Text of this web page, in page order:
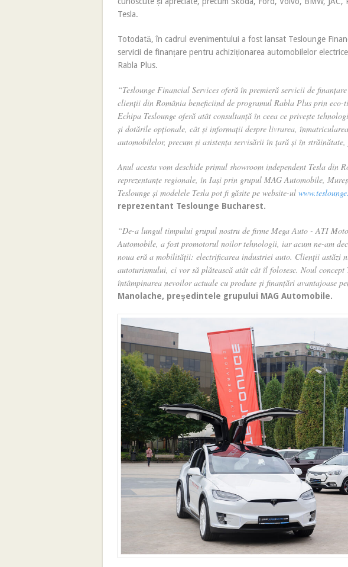
Tesla.
Totodată, în cadrul evenimentului a fost lansat Teslounge
servicii de finanțare pentru achiziționarea automobilelor
Rabla Plus.
“Teslounge Financial Services oferă în premieră servicii de
clienții din România beneficiind de programul Rabla Plus prin eco-
Echipa Teslounge oferă atât consultanță în ceea ce privește
și dotările opționale, cât și informații despre livrarea,
automobilelor, precum și asistența servisării în țară și în
Anul acesta vom deschide primul showroom independent Tesla din
reprezentanțe regionale, în Iași prin grupul MAG Automobile,
Teslounge și modelele Tesla pot fi găsite pe website-ul
reprezentant Teslounge Bucharest.
“De-a lungul timpului grupul nostru de firme Mega Auto - ATI
Automobile, a fost promotorul noilor tehnologii, iar acum ne-am
noua eră a mobilității: electrificarea industriei auto. Clienții astăzi
autoturismului, ci vor să plătească atât cât îl folosesc. Noul concept
întâmpinarea nevoilor actuale cu produse și finanțări avantajoase
Manolache, președintele grupului MAG Automobile.